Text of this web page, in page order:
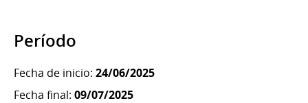
Período
Fecha de inicio: 24/06/2025
Fecha final: 09/07/2025